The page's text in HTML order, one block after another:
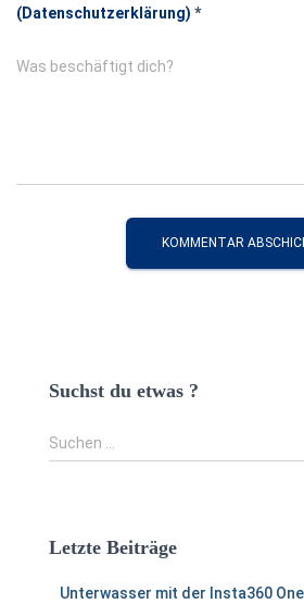
(Datenschutzerklärung) *
Was beschäftigt dich?
Suchst du etwas ?
S
u
n
Suchen …
Letzte Beiträge
Unterwasser mit der Insta360 One